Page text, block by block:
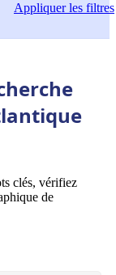
Appliquerles filtres
clés, vérifiez
de